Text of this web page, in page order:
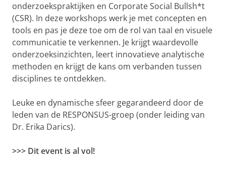
onderzoekspraktijken en Corporate Social Bullsh*t
(CSR). In deze workshops werk je met concepten en
tools en pas je deze toe om de rol van taal en visuele
communicatie te verkennen. Je krijgt waardevolle
onderzoeksinzichten, leert innovatieve analytische
methoden en krijgt de kans om verbanden tussen
disciplines te ontdekken.
Leuke en dynamische sfeer gegarandeerd door de
leden van de RESPONSUS-groep (onder leiding van
Dr. Erika Darics).
>>> Dit event is al vol!